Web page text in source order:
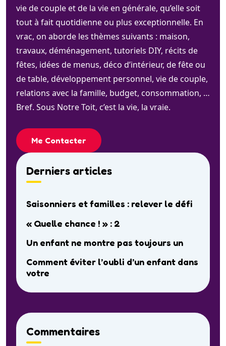
vie de couple et de la vie en générale, qu’elle soit
tout à fait quotidienne ou plus exceptionnelle. En
vrac, on aborde les thèmes suivants : maison,
travaux, déménagement, tutoriels DIY, récits de
fêtes, idées de menus, déco d’intérieur, de fête ou
de table, développement personnel, vie de couple,
relations avec la famille, budget, consommation, …
Bref. Sous Notre Toit, c’est la vie, la vraie.
Me Contacter
Derniers articles
Saisonniers et familles : relever le défi
« Quelle chance ! » : 2
Un enfant ne montre pas toujours un
Comment éviter l’oubli d’un enfant dans
votre
Commentaires